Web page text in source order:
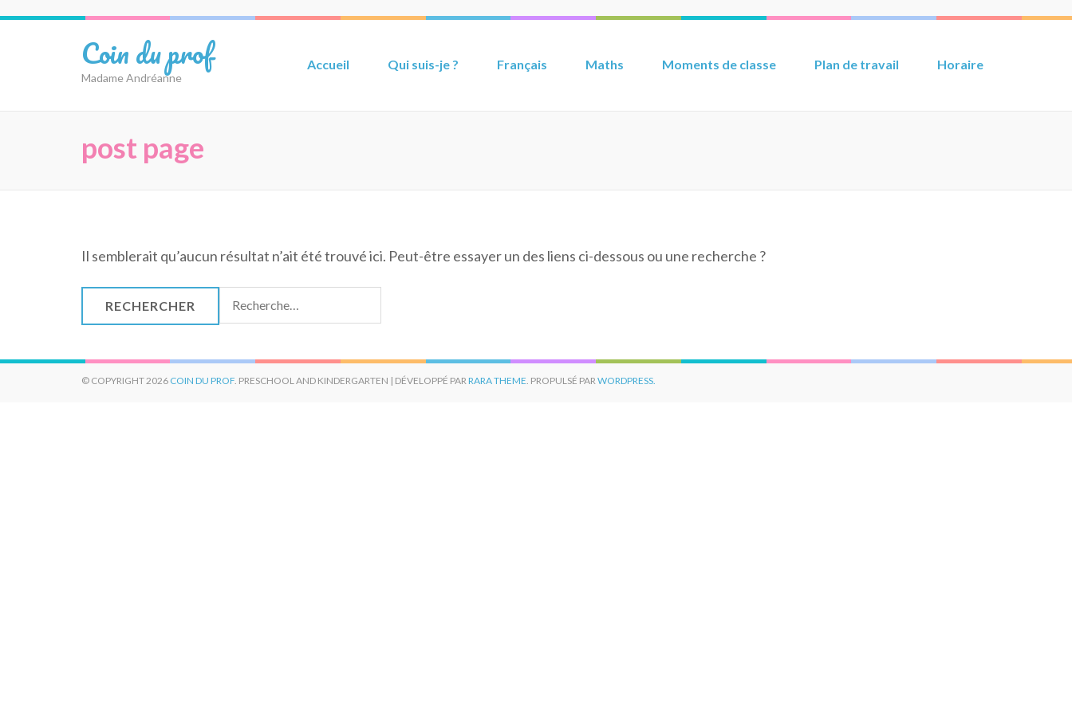
Coin du prof
Madame Andréanne
Accueil Qui suis-je ? Français Maths Moments de classe Plan de travail Horaire
post page
Il semblerait qu’aucun résultat n’ait été trouvé ici. Peut-être essayer un des liens ci-dessous ou une recherche ?
© COPYRIGHT 2026 COIN DU PROF. PRESCHOOL AND KINDERGARTEN | DÉVELOPPÉ PARRARA THEME. PROPULSÉ PARWORDPRESS.